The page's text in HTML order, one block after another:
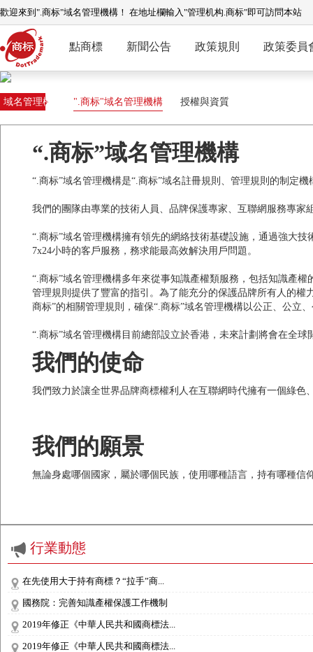
歡迎來到".商标"域名管理機構！ 在地址欄輸入"管理机构.商标"即可訪問本站
點商標 新聞公告 政策規則 政策委員
域名管理機
".商标"域名管理機構 授權與資質
“.商标”域名管理機構
“.商标”域名管理機構是“.商标”域名註冊規則、管理規則的制定
我們的團隊由專業的技術人員、品牌保護專家、互聯網服務專家
“.商标”域名管理機構擁有領先的網絡技術基礎設施，通過強大
7x24小時的客戶服務，務求能最高效解決用戶問題。
“.商标”域名管理機構多年來從事知識產權類服務，包括知識產
管理規則提供了豐富的指引。為了能充分的保護品牌所有人的
商标”的相關管理規則，確保“.商标”域名管理機構以公正、公立
“.商标”域名管理機構目前總部設立於香港，未來計劃將會在全球
我們的使命
我們致力於讓全世界品牌商標權利人在互聯網時代擁有一個綠
我們的願景
無論身處哪個國家，屬於哪個民族，使用哪種語言，持有哪種
行業動態
在先使用大于持有商標？“拉手”商...
國務院：完善知識產權保護工作機制
2019年修正《中華人民共和國商標法...
2019年修正《中華人民共和國商標法...